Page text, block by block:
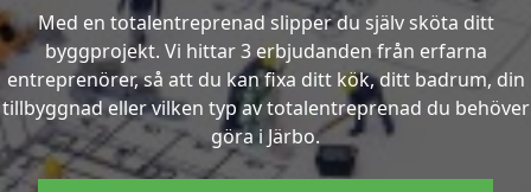
Med en totalentreprenad slipper du själv sköta ditt
byggprojekt. Vi hittar 3 erbjudanden från erfarna
entreprenörer, så att du kan fixa ditt kök, ditt badrum, din
tillbyggnad eller vilken typ av totalentreprenad du behöver
göra i Järbo.